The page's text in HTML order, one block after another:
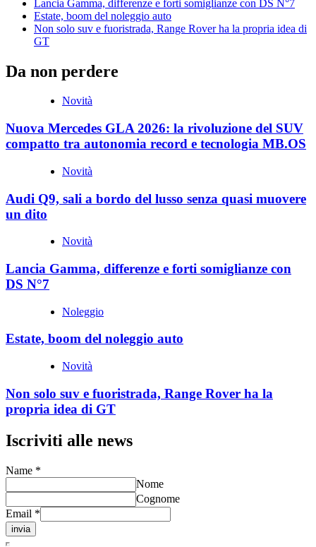
Lancia Gamma, differenze e forti somiglianze con DS N°7
Estate, boom del noleggio auto
Non solo suv e fuoristrada, Range Rover ha la propria idea di
GT
Da non perdere
Novità
Nuova Mercedes GLA 2026: la rivoluzione del SUV
compatto tra autonomia record e tecnologia MB.OS
Novità
Audi Q9, sali a bordo del lusso senza quasi muovere
un dito
Novità
Lancia Gamma, differenze e forti somiglianze con
DS N°7
Noleggio
Estate, boom del noleggio auto
Novità
Non solo suv e fuoristrada, Range Rover ha la
propria idea di GT
Iscriviti alle news
Name *
Nome
Cognome
Email *
invia